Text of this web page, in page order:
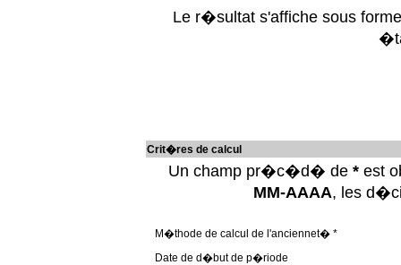
Le r�sultat s'affiche sous
Crit�res de calcul
Un champ pr�c�d� de * est
MM-AAAA, les
M�thode de calcul de l'anciennet� *
Date de d�but de p�riode